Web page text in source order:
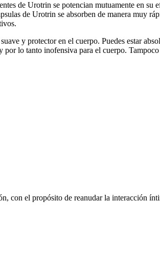
de Urotrin se potencian mutuamente en su
de Urotrin se absorben de manera muy
y protector en el cuerpo. Puedes estar
lo tanto inofensiva para el cuerpo.
con el propósito de reanudar la interacción